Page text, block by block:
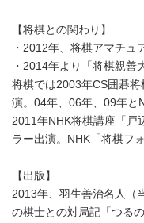
【将棋との関わり】
・2012年、将棋アマチュ
・2014年より「将棋親善
将棋では2003年CS囲碁
演。04年、06年、09年と
2011年NHK将棋講座「戸
ラー出演。NHK「将棋フ
【出版】
2013年、羽生善治名人（
の棋士との対局記「つる